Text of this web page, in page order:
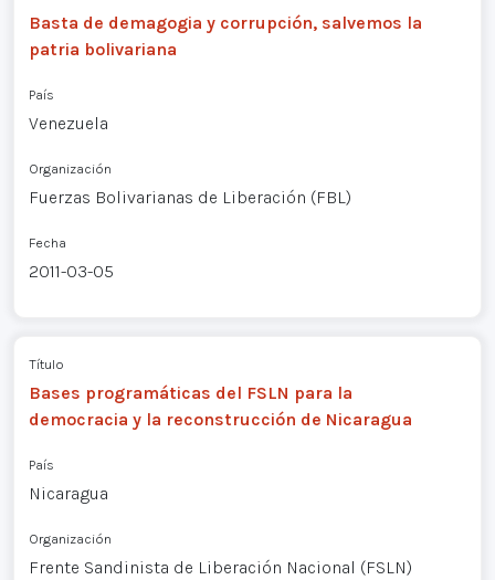
Basta de demagogia y corrupción, salvemos la
patria bolivariana
País
Venezuela
Organización
Fuerzas Bolivarianas de Liberación (FBL)
Fecha
2011-03-05
Título
Bases programáticas del FSLN para la
democracia y la reconstrucción de Nicaragua
País
Nicaragua
Organización
Frente Sandinista de Liberación Nacional (FSLN)